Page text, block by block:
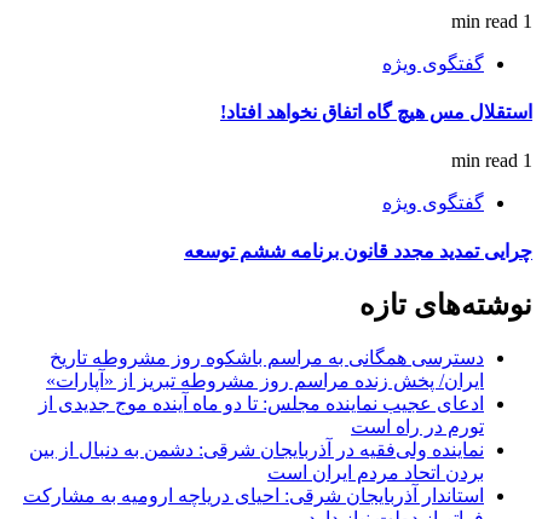
1 min read
گفتگوی ویژه
استقلال مس هیچ گاه اتفاق نخواهد افتاد!
1 min read
گفتگوی ویژه
چرایی تمدید مجدد قانون برنامه ششم توسعه
نوشته‌های تازه
دسترسی همگانی به مراسم باشکوه روز مشروطه تاریخ
ایران/ پخش زنده مراسم روز مشروطه تبریز از «آپارات»
ادعای عجیب نماینده مجلس: تا دو ماه آینده موج جدیدی از
تورم در راه است
نماینده ولی‌فقیه در آذربایجان شرقی: دشمن به دنبال از بین
بردن اتحاد مردم ایران است
استاندار آذربایجان شرقی: احیای دریاچه ارومیه به مشارکت